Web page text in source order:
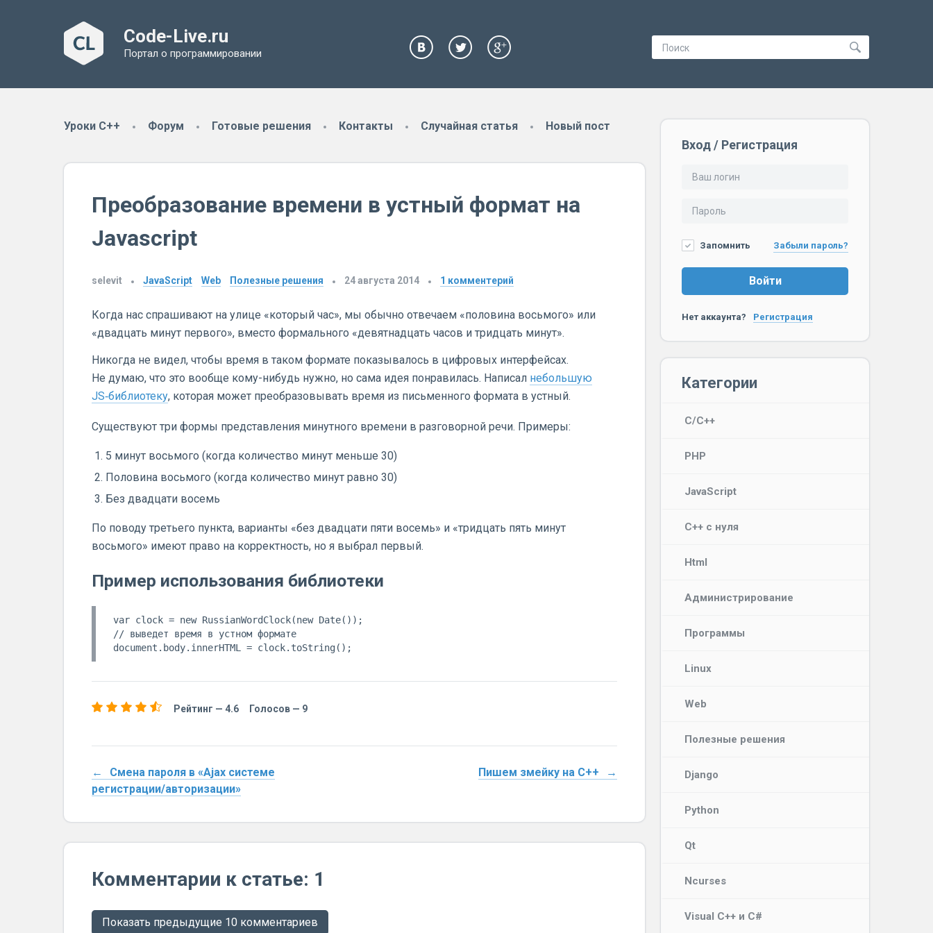
Code-Live.ru
Портал о программировании
Уроки C++ Форум Готовые решения Контакты Случайная статья Новый пост
Преобразование времени в устный формат на
Javascript
selevit JavaScript Web Полезные решения 24 августа 2014 1 комментерий
Когда нас спрашивают на улице «который час», мы обычно отвечаем «половина восьмого» или
«двадцать минут первого», вместо формального «девятнадцать часов и тридцать минут».
Никогда не видел, чтобы время в таком формате показывалось в цифровых интерфейсах.
Не думаю, что это вообще кому-нибудь нужно, но сама идея понравилась. Написал небольшую
JS‑библиотеку, которая может преобразовывать время из письменного формата в устный.
Существуют три формы представления минутного времени в разговорной речи. Примеры:
5 минут восьмого (когда количество минут меньше 30)
Половина восьмого (когда количество минут равно 30)
Без двадцати восемь
По поводу третьего пункта, варианты «без двадцати пяти восемь» и «тридцать пять минут
восьмого» имеют право на корректность, но я выбрал первый.
Пример использования библиотеки
var clock = new RussianWordClock(new Date());
// выведет время в устном формате
Рейтинг — 4.6 Голосов — 9
Смена пароля в «Ajax системе
регистрации/авторизации»
Пишем змейку на C++
Комментарии к статье: 1
Показать предыдущие 10 комментариев
Вход / Регистрация
Запомнить Забыли пароль?
Войти
Нет аккаунта? Регистрация
Категории
C/C++
PHP
JavaScript
C++ с нуля
Html
Администрирование
Программы
Linux
Web
Полезные решения
Django
Python
Qt
Ncurses
Visual C++ и C#